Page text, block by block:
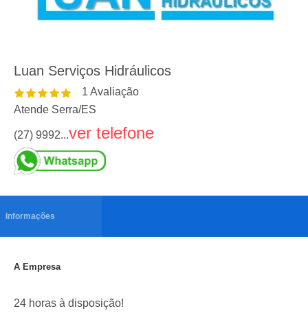
Luan Serviços Hidráulicos
1 Avaliação
Atende Serra/ES
(27) 9992...ver telefone
Informações
A Empresa
24 horas à disposição!